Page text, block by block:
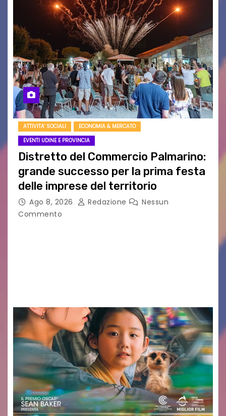
ATTIVITA' SOCIALI
ECONOMIA & MERCATO
EVENTI UDINE E PROVINCIA
Distretto del Commercio Palmarino:
grande successo per la prima festa
delle imprese del territorio
Ago 8, 2026 Redazione
Nessun
Commento